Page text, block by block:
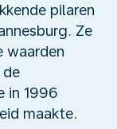
pilaren
Ze
waarden
in 1996
maakte.